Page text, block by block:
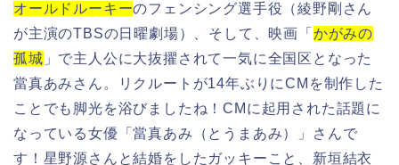
オールドルーキーのフェンシング選手役 （綾野剛さん
が主演のTBSの日曜劇場）
、そして、映画「 かがみの
孤城 」で主人公に大抜擢されて一気に全国区となった
當真あみさん。リクルートが14年ぶりにCMを制作した
ことでも脚光を浴びましたね！CMに起用された話題に
なっている女優「當真あみ（とうまあみ）」さんで
す！星野源さんと結婚をしたガッキーこと、新垣結衣